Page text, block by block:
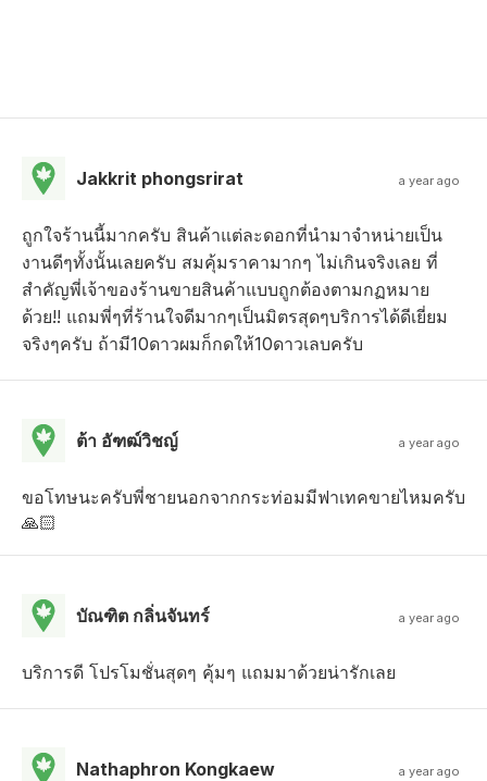
Jakkrit phongsrirat a year ago
ถูกใจร้านนี้มากครับ สินค้าแต่ละดอกที่นำมาจำหน่ายเป็น
งานดีๆทั้งนั้นเลยครับ สมคุ้มราคามากๆ ไม่เกินจริงเลย ที่
สำคัญพี่เจ้าของร้านขายสินค้าแบบถูกต้องตามกฏหมาย
ด้วย!! แถมพี่ๆที่ร้านใจดีมากๆเป็นมิตรสุดๆบริการได้ดีเยี่ยม
จริงๆครับ ถ้ามี10ดาวผมก็กดให้10ดาวเลบครับ
ต้า อัฑฒ์วิชญ์ a year ago
ขอโทษนะครับพี่ชายนอกจากกระท่อมมีฟาเทคขายไหมครับ
🙏🏻
บัณฑิต กลิ่นจันทร์ a year ago
บริการดี โปรโมชั่นสุดๆ คุ้มๆ แถมมาด้วยน่ารักเลย
Nathaphron Kongkaew a year ago